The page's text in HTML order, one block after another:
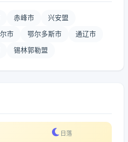
赤峰市 兴安盟
市 鄂尔多斯市 通辽市
锡林郭勒盟
日落